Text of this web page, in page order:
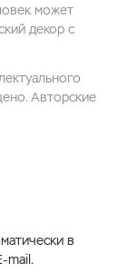
может
декор с
Авторские
в
mail.